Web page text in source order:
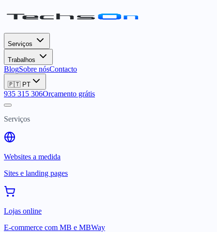
Serviços
Trabalhos
BlogSobre nósContacto
🇵🇹 PT
935 315 306Orçamento grátis
Serviços
Websites a medida
Sites e landing pages
Lojas online
E-commerce com MB e MBWay